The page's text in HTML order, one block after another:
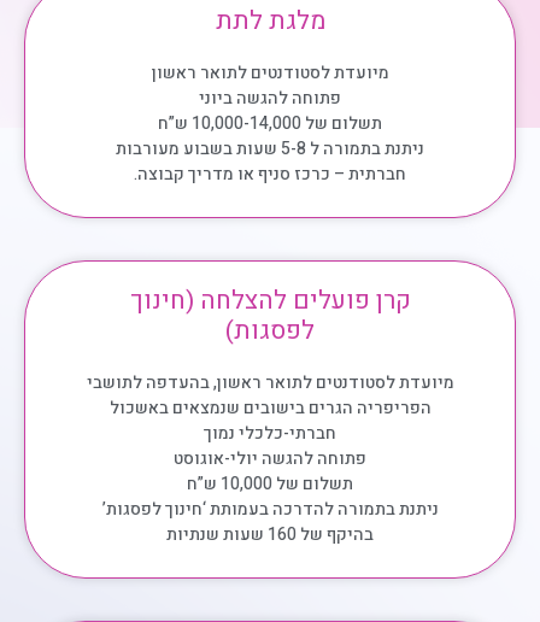
מלגת לתת
מיועדת לסטודנטים לתואר ראשון
פתוחה להגשה ביוני
תשלום של 10,000-14,000 ש”ח
ניתנת בתמורה ל 5-8 שעות בשבוע מעורבות
חברתית – כרכז סניף או מדריך קבוצה.
קרן פועלים להצלחה (חינוך
לפסגות)
מיועדת לסטודנטים לתואר ראשון, בהעדפה לתושבי
הפריפריה הגרים בישובים שנמצאים באשכול
חברתי-כלכלי נמוך
פתוחה להגשה יולי-אוגוסט
תשלום של 10,000 ש”ח
ניתנת בתמורה להדרכה בעמותת ‘חינוך לפסגות’
בהיקף של 160 שעות שנתיות